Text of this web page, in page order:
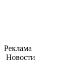
Реклама
Новости